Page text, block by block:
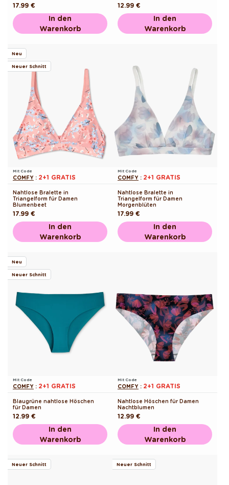
Normaler
Preis
17.99 €
In den
Warenkorb
Normaler
Preis
12.99 €
In den
Warenkorb
Neu
Neuer Schnitt
Mit Code
COMFY : 2+1 GRATIS
Nahtlose Bralette in
Triangelform für Damen
Blumenbeet
Normaler
Preis
17.99 €
In den
Warenkorb
Mit Code
COMFY : 2+1 GRATIS
Nahtlose Bralette in
Triangelform für Damen
Morgenblüten
Normaler
Preis
17.99 €
In den
Warenkorb
Neu
Neuer Schnitt
Mit Code
COMFY : 2+1 GRATIS
Blaugrüne nahtlose Höschen
für Damen
Normaler
Preis
12.99 €
In den
Warenkorb
Mit Code
COMFY : 2+1 GRATIS
Nahtlose Höschen für Damen
Nachtblumen
Normaler
Preis
12.99 €
In den
Warenkorb
Neuer Schnitt Neuer Schnitt